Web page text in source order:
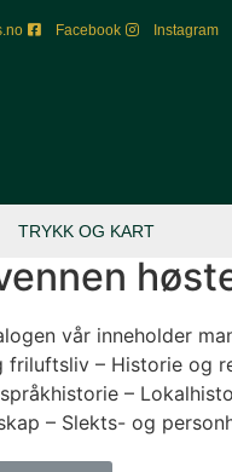
Facebook Instagram
TRYKK OG KART
vår inneholder
friluftsliv – Historie og
–
– Slekts- og